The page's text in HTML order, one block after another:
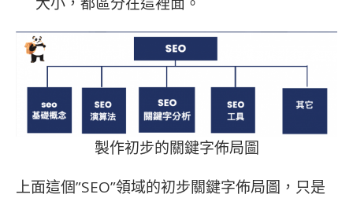
製作初步的關鍵字佈局圖
上面這個”SEO”領域的初步關鍵字佈局圖，只是